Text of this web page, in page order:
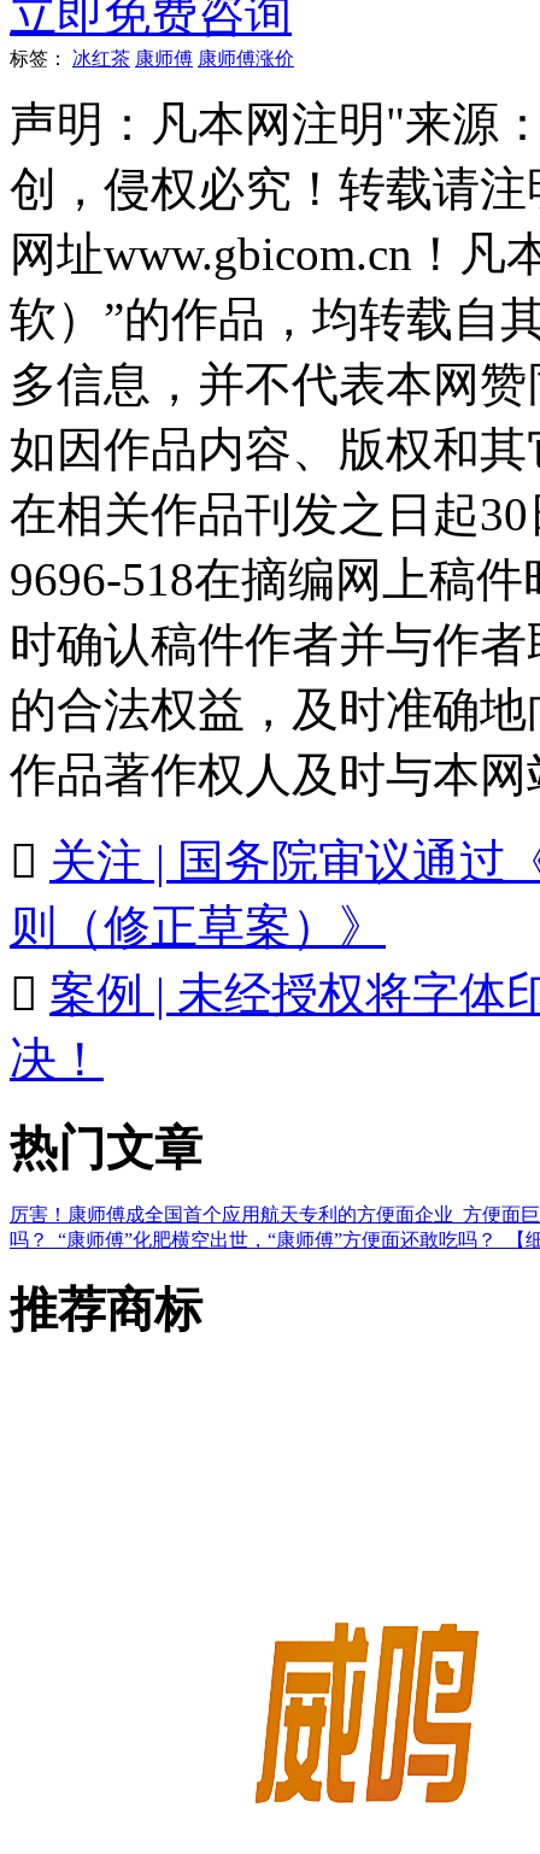
立即免费咨询
标签： 冰红茶 康师傅 康师傅涨价
声明：凡本网注明"来源
创，侵权必究！转载请
网址www.gbicom.cn！
软）”的作品，均转载自
多信息，并不代表本网
如因作品内容、版权和
在相关作品刊发之日起
9696-518在摘编网上稿
时确认稿件作者并与作
的合法权益，及时准确
作品著作权人及时与本
 关注 | 国务院审议通过
则（修正草案）》
 案例 | 未经授权将字体
决！
热门文章
厉害！康师傅成全国首个应用航天专利的方便面企业 方便面
吗？
“康师傅”化肥横空出世，“康师傅”方便面还敢吃吗？ 【
推荐商标